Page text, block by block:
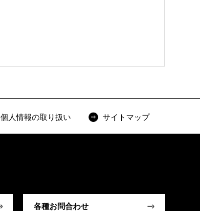
個人情報の取り扱い サイトマップ
各種お問合わせ